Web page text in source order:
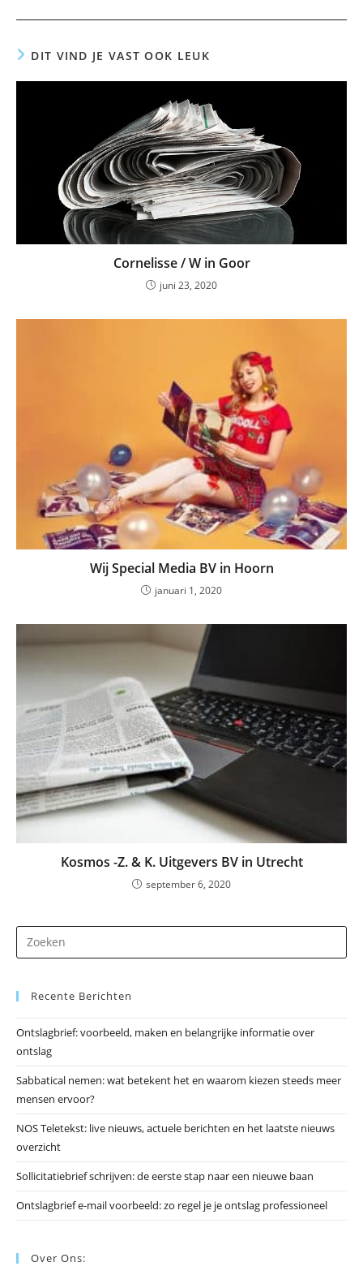
DIT VIND JE VAST OOK LEUK
Cornelisse / W in Goor
juni 23, 2020
Wij Special Media BV in Hoorn
januari 1, 2020
Kosmos -Z. & K. Uitgevers BV in Utrecht
september 6, 2020
op
Recente Berichten
Ontslagbrief: voorbeeld, maken en belangrijke informatie over
ontslag
Sabbatical nemen: wat betekent het en waarom kiezen steeds meer
mensen ervoor?
NOS Teletekst: live nieuws, actuele berichten en het laatste nieuws
overzicht
Sollicitatiebrief schrijven: de eerste stap naar een nieuwe baan
Ontslagbrief e-mail voorbeeld: zo regel je je ontslag professioneel
Over Ons: